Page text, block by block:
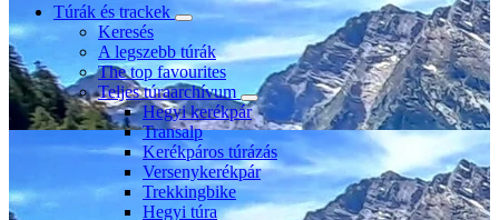
Túrák és trackek
Keresés
A legszebb túrák
The top favourites
Teljes túraarchívum
Hegyi kerékpár
Transalp
Kerékpáros túrázás
Versenykerékpár
Trekkingbike
Hegyi túra